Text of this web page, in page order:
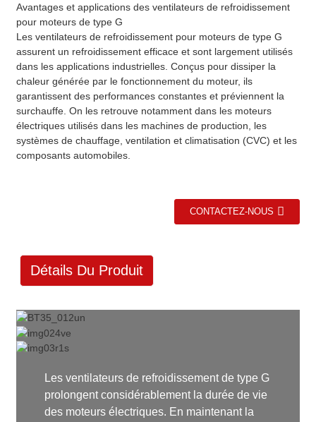
Avantages et applications des ventilateurs de refroidissement
pour moteurs de type G
Les ventilateurs de refroidissement pour moteurs de type G
assurent un refroidissement efficace et sont largement utilisés
dans les applications industrielles. Conçus pour dissiper la
chaleur générée par le fonctionnement du moteur, ils
garantissent des performances constantes et préviennent la
surchauffe. On les retrouve notamment dans les moteurs
électriques utilisés dans les machines de production, les
systèmes de chauffage, ventilation et climatisation (CVC) et les
composants automobiles.
CONTACTEZ-NOUS
Détails Du Produit
Les ventilateurs de refroidissement de type G
prolongent considérablement la durée de vie
des moteurs électriques. En maintenant la